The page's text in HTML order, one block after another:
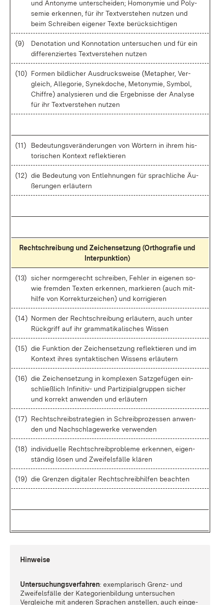
und An­t­ony­me un­ter­schei­den; Ho­mony­mie und Po­ly­
se­mie er­ken­nen, für ihr Text­ver­ste­hen nut­zen und
beim Schrei­ben ei­ge­ner Tex­te be­rück­sich­ti­gen
(9)
De­no­ta­ti­on und Kon­no­ta­ti­on un­ter­su­chen und für ein
dif­fe­ren­zier­tes Text­ver­ste­hen nut­zen
(10) For­men bild­li­cher Aus­drucks­wei­se (Me­ta­pher, Ver­
gleich, Al­le­go­rie, Sy­n­ek­do­che, Me­t­ony­mie, Sym­bol,
Chif­fre) ana­ly­sie­ren und die Er­geb­nis­se der Ana­ly­se
für ihr Text­ver­ste­hen nut­zen
(11)
Be­deu­tungs­ver­än­de­run­gen von Wör­tern in ih­rem his­
to­ri­schen Kon­text re­flek­tie­ren
(12) die Be­deu­tung von Ent­leh­nun­gen für sprach­li­che Äu­
ße­run­gen er­läu­tern
Recht­schrei­bung und Zei­chen­set­zung (Or­tho­gra­fie und
In­ter­punk­ti­on)
(13) si­cher norm­ge­recht schrei­ben, Feh­ler in ei­ge­nen so­
wie frem­den Tex­ten er­ken­nen, mar­kie­ren (auch mit­
hil­fe von Kor­rek­tur­zei­chen) und kor­ri­gie­ren
(14) Nor­men der Recht­schrei­bung er­läu­tern, auch un­ter
Rück­griff auf ihr gram­ma­ti­ka­li­sches Wis­sen
(15) die Funk­ti­on der Zei­chen­set­zung re­flek­tie­ren und im
Kon­text ih­res syn­tak­ti­schen Wis­sens er­läu­tern
(16) die Zei­chen­set­zung in kom­ple­xen Satz­ge­fü­gen ein­
schließ­lich In­fi­ni­tiv- und Par­ti­zi­pia­l­grup­pen si­cher
und kor­rekt an­wen­den und er­läu­tern
(17) Recht­schreib­stra­te­gi­en in Schreib­pro­zes­sen an­wen­
den und Nach­schla­ge­wer­ke ver­wen­den
(18) in­di­vi­du­el­le Recht­schreib­pro­ble­me er­ken­nen, ei­gen­
stän­dig lö­sen und Zwei­fels­fäl­le klä­ren
(19) die Gren­zen di­gi­ta­ler Recht­schreib­hil­fen be­ach­ten
Hin­wei­se
Un­ter­su­chungs­ver­fah­ren: ex­em­pla­risch Grenz- und
Zwei­fels­fäl­le der Ka­te­go­ri­en­bil­dung un­ter­su­chen
Ver­glei­che mit an­de­ren Spra­chen an­stel­len, auch ein­ge­